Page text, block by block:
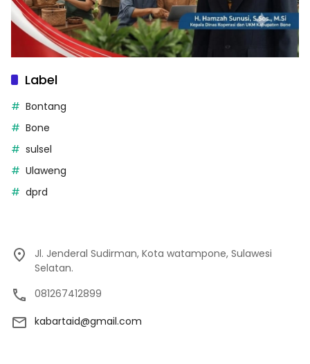
Label
Bontang
Bone
sulsel
Ulaweng
dprd
Jl. Jenderal Sudirman, Kota watampone, Sulawesi
Selatan.
081267412899
kabartaid@gmail.com